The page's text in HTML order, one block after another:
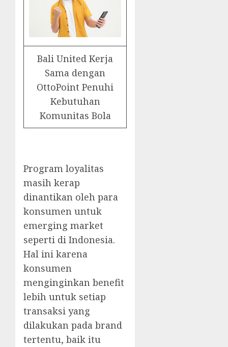
Bali United Kerja
Sama dengan
OttoPoint Penuhi
Kebutuhan
Komunitas Bola
Program loyalitas
masih kerap
dinantikan oleh para
konsumen untuk
emerging market
seperti di Indonesia.
Hal ini karena
konsumen
menginginkan benefit
lebih untuk setiap
transaksi yang
dilakukan pada brand
tertentu, baik itu